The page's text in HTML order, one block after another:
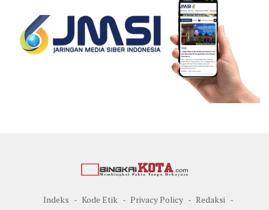
Indeks Kode Etik Privacy Policy
Redaksi